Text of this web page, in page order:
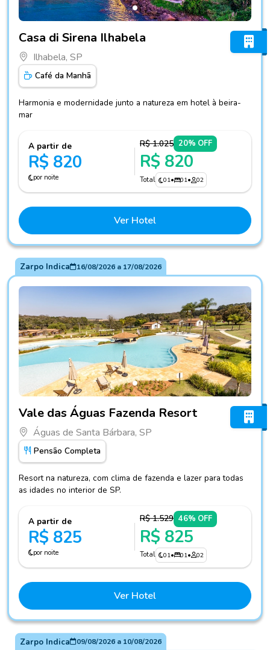
Casa di Sirena Ilhabela
Ilhabela, SP
Café da Manhã
Harmonia e modernidade junto a natureza em hotel à beira-
mar
A partir de
R$ 820
por noite
R$ 1.025 20% OFF
R$ 820
Total 01• 01• 02
Ver Hotel
Zarpo Indica 16/08/2026a 17/08/2026
Fotos do hotel Vale das Águas Fazenda Resort
Vale das Águas Fazenda Resort
Águas de Santa Bárbara, SP
Pensão Completa
Resort na natureza, com clima de fazenda e lazer para todas
as idades no interior de SP.
A partir de
R$ 825
por noite
R$ 1.529 46% OFF
R$ 825
Total 01• 01• 02
Ver Hotel
Zarpo Indica 09/08/2026a 10/08/2026